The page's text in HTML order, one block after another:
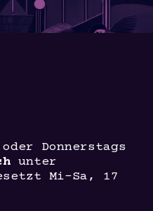
Donnerstags
unter
Mi-Sa, 17